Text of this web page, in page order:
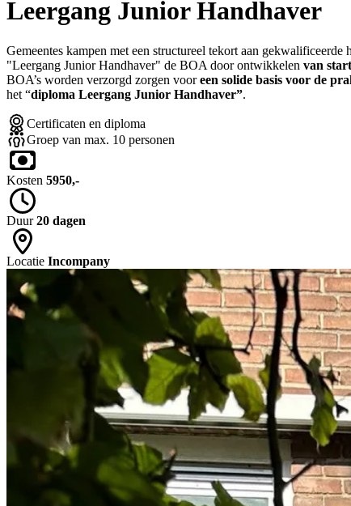
Leergang Junior Handhaver
Gemeentes kampen met een structureel tekort aan
"Leergang Junior Handhaver" de BOA door ontwikkelen van
BOA’s worden verzorgd zorgen vooreen solide basis voor de
het “diploma Leergang Junior Handhaver”.
Certificaten en diploma
Groep van max. 10 personen
Kosten 5950,-
Duur20 dagen
Locatie Incompany